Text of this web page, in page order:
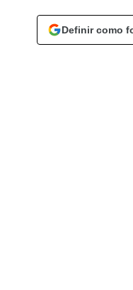
Definir como